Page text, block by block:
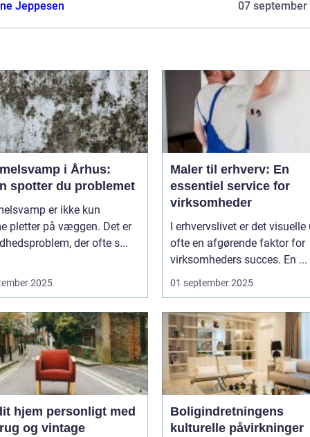
Jeppesen 07 september
i Århus:
spotter du problemet
er ikke kun
pletter på væggen. Det er
der ofte s...
2025
Maler til erhverv: En
essentiel service for
virksomheder
I erhvervslivet er det visuelle
ofte en afgørende faktor for
virksomheders succes. En ...
01 september 2025
hjem personligt med
og vintage
Boligindretningens
kulturelle påvirkninger